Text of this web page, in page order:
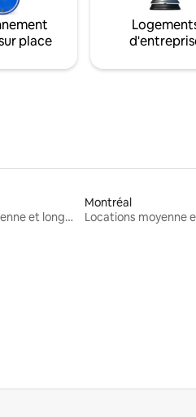
place
Locations moyenne et longue durée
Montréal